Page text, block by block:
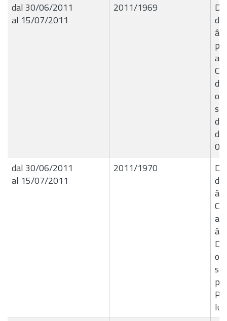
dal 30/06/2011
al 15/07/2011
2011/1969
di
di
dal 30/06/2011
al 15/07/2011
2011/1970